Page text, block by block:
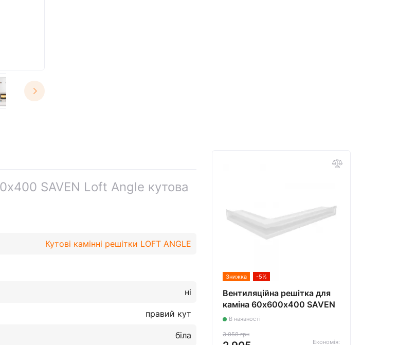
SAVEN Loft Angle кутова
Кутові камінні решітки LOFT ANGLE
ні
правий кут
біла
Знижка -5%
Вентиляційна решітка для
каміна 60х600х400 SAVEN
Loft Angle кутова права біла
В наявності
3 058 грн
Економія: